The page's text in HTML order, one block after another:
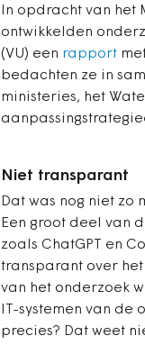
In opdracht van het
ontwikkelden
(VU) een rapport
bedachten ze in
ministeries, het
Niet transparant
Dat was nog niet zo
Een groot deel van
zoals ChatGPT en
transparant over
van het onderzoek
IT-systemen van de
precies? Dat weet